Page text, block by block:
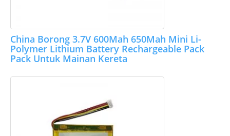
China Borong 3.7V 600Mah 650Mah Mini Li-
Polymer Lithium Battery Rechargeable Pack
Pack Untuk Mainan Kereta